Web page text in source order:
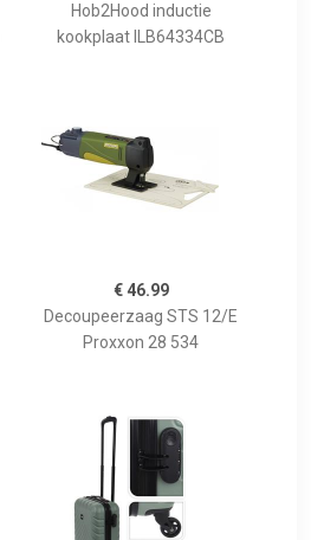
Hob2Hood inductie
kookplaat ILB64334CB
€ 46.99
Decoupeerzaag STS 12/E
Proxxon 28 534